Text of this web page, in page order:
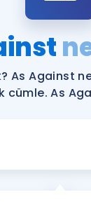
As Against
cümle. As